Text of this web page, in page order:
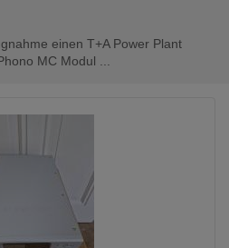
einen T+A Power Plant
MC Modul ...